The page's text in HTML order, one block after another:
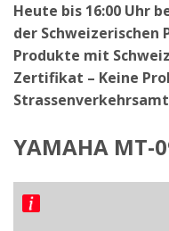
Heute bis 16:00 Uhr
der Schweizerischen
Produkte mit
Zertifikat – Keine
Strassenverkehrsamt
YAMAHA MT-